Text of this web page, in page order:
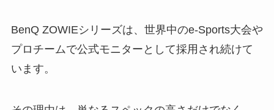
BenQ ZOWIEシリーズは、世界中のe-Sports大会や
プロチームで公式モニターとして採用され続けて
います。